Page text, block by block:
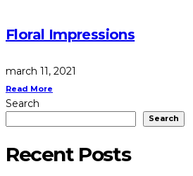
Floral Impressions
march 11, 2021
Read More
Search
Search
Recent Posts